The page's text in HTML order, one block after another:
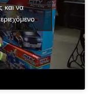
και να